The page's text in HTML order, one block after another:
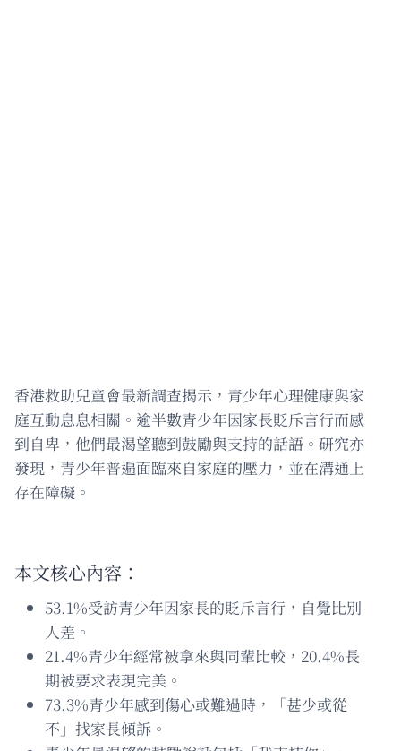
香港救助兒童會最新調查揭示，青少年心理健康與家
庭互動息息相關。逾半數青少年因家長貶斥言行而感
到自卑，他們最渴望聽到鼓勵與支持的話語。研究亦
發現，青少年普遍面臨來自家庭的壓力，並在溝通上
存在障礙。
本文核心內容：
53.1%受訪青少年因家長的貶斥言行，自覺比別
人差。
21.4%青少年經常被拿來與同輩比較，20.4%長
期被要求表現完美。
73.3%青少年感到傷心或難過時，「甚少或從
不」找家長傾訴。